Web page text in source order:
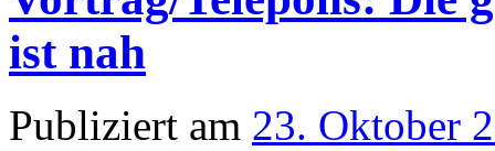
ist nah
Publiziert am 23. Oktober